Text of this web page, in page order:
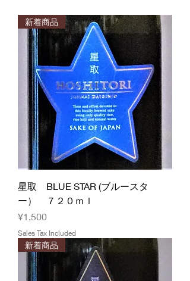
新着商品
星取 BLUE STAR (ブルースタ
ー） ７２０ｍｌ
Price
¥1,500
Sales Tax Included
新着商品